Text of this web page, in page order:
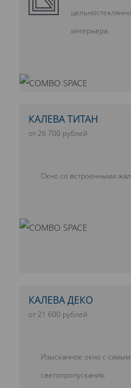
интерьера.
КАЛЕВА ТИТАН
от 26 700 рублей
Окно со встроенными
КАЛЕВА ДЕКО
от 21 600 рублей
Изысканное окно с
светопропускания.